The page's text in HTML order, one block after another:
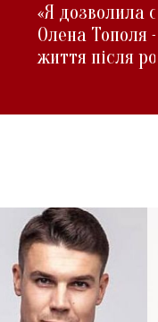
«Я дозволила
Олена Тополя
життя після